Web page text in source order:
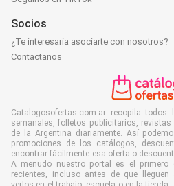
Socios
¿Te interesaría asociarte con nosotros?
Contactanos
Catalogosofertas.com.ar recopila
semanales, folletos publicitarios,
de la Argentina diariamente. Así
promociones de los catálogos,
encontrar fácilmente esa oferta o
A menudo nuestro portal es el
recientes, incluso antes de que lleguen